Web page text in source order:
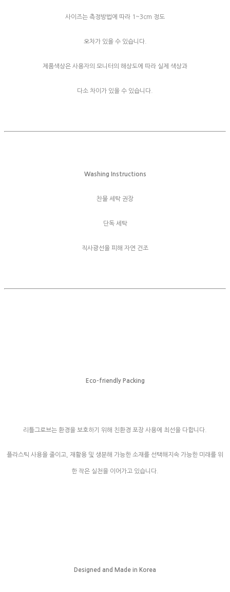
사이즈는 측정방법에 따라 1~3cm 정도
오차가 있을 수 있습니다.
제품색상은 사용자의 모니터의 해상도에 따라 실제 색상과
다소 차이가 있을 수 있습니다.
Washing Instructions
찬물 세탁 권장
단독 세탁
직사광선을 피해 자연 건조
Eco-friendly Packing
리틀그로브는 환경을 보호하기 위해 친환경 포장 사용에 최선을 다합니다.
플라스틱 사용을 줄이고, 재활용 및 생분해 가능한 소재를 선택해지속 가능한 미래를 위
한 작은 실천을 이어가고 있습니다.
Designed and Made in Korea